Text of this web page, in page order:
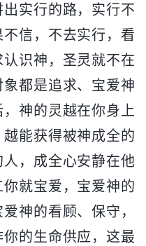
实行的路，实行不
信，不去实行，看
识神，圣灵就不在
都是追求、宝爱神
神的灵越在你身上
能获得被神成全的
，成全心安静在他
就宝爱，宝爱神的
神的看顾、保守，
的生命供应，这最